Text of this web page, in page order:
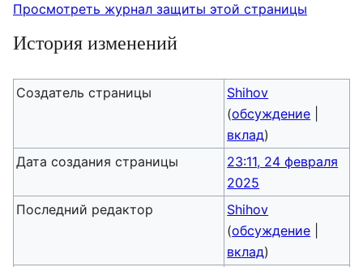
Просмотреть журнал защиты этой страницы
История изменений
Создатель страницы
Shihov
(обсуждение
вклад)
Дата создания страницы
23:11, 24 февраля
2025
Последний редактор
Shihov
(обсуждение
вклад)